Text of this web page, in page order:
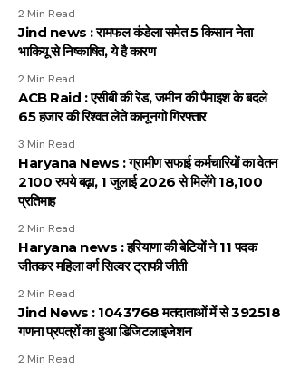
2 Min Read
Jind news : रामफल कंडेला समेत 5 किसान नेता
भाकियू से निष्काषित, ये है कारण
2 Min Read
ACB Raid : एसीबी की रेड, जमीन की पैमाइश के बदले
65 हजार की रिश्वत लेते कानूनगो गिरफ्तार
3 Min Read
Haryana News : ग्रामीण सफाई कर्मचारियों का वेतन
2100 रुपये बढ़ा, 1 जुलाई 2026 से मिलेंगे 18,100
प्रतिमाह
2 Min Read
Haryana news : हरियाणा की बेटियों ने 11 पदक
जीतकर महिला वर्ग सिल्वर ट्राफी जीती
2 Min Read
Jind News : 1043768 मतदाताओं में से 392518
गणना प्रपत्रों का हुआ डिजिटलाइजेशन
2 Min Read